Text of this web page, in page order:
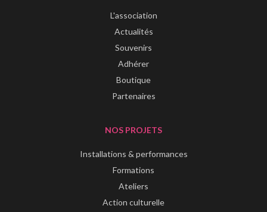
L'association
Actualités
Souvenirs
Adhérer
Boutique
Partenaires
NOS PROJETS
Installations & performances
Formations
Ateliers
Action culturelle